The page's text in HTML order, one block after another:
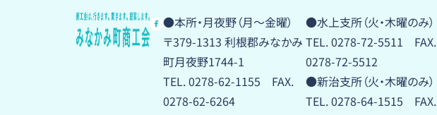
●本所・月夜野（月〜金曜）
〒379-1313 利根郡みなかみ
町月夜野1744-1
TEL. 0278-62-1155 FAX.
0278-62-6264
●水上支所（火・木曜のみ）
TEL. 0278-72-5511 FAX.
0278-72-5512
●新治支所（火・木曜のみ）
TEL. 0278-64-1515 FAX.